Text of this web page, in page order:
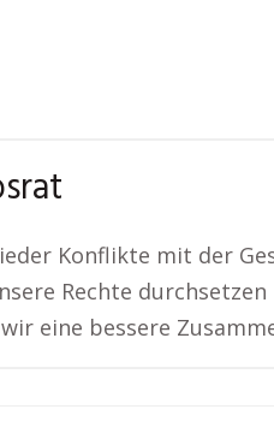
Konflikte mit der
Rechte
eine bessere